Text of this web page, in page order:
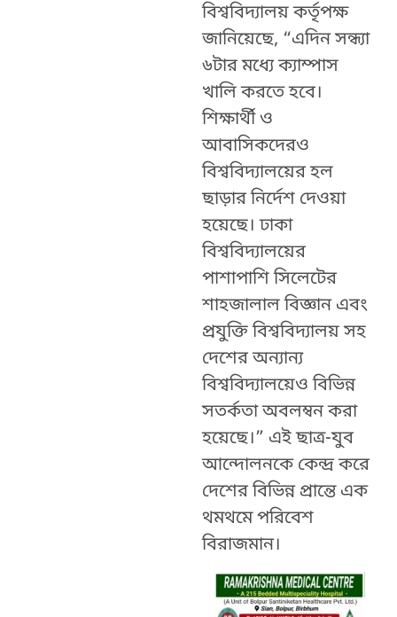
বিশ্ববিদ্যালয় কর্তৃপক্ষ
জানিয়েছে, “এদিন সন্ধ্যা
৬টার মধ্যে ক্যাম্পাস
খালি করতে হবে।
শিক্ষার্থী ও
আবাসিকদেরও
বিশ্ববিদ্যালয়ের হল
ছাড়ার নির্দেশ দেওয়া
হয়েছে। ঢাকা
বিশ্ববিদ্যালয়ের
পাশাপাশি সিলেটের
শাহজালাল বিজ্ঞান এবং
প্রযুক্তি বিশ্ববিদ্যালয় সহ
দেশের অন্যান্য
বিশ্ববিদ্যালয়েও বিভিন্ন
সতর্কতা অবলম্বন করা
হয়েছে।” এই ছাত্র-যুব
আন্দোলনকে কেন্দ্র করে
দেশের বিভিন্ন প্রান্তে এক
থমথমে পরিবেশ
বিরাজমান।